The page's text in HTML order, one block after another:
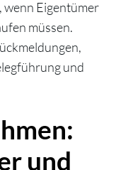
wenn Eigentümer
müssen.
und
und